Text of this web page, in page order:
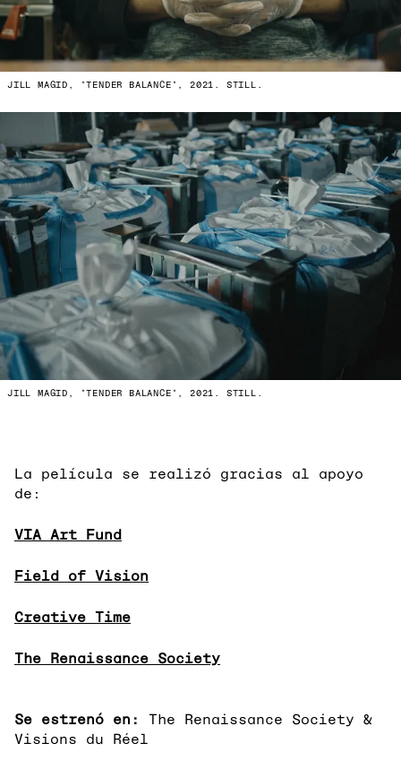
JILL MAGID, "TENDER BALANCE", 2021. STILL.
JILL MAGID, "TENDER BALANCE", 2021. STILL.
La película se realizó gracias al apoyo
de:
VIA Art Fund
Field of Vision
Creative Time
The Renaissance Society
Se estrenó en:
The Renaissance Society &
Visions du Réel